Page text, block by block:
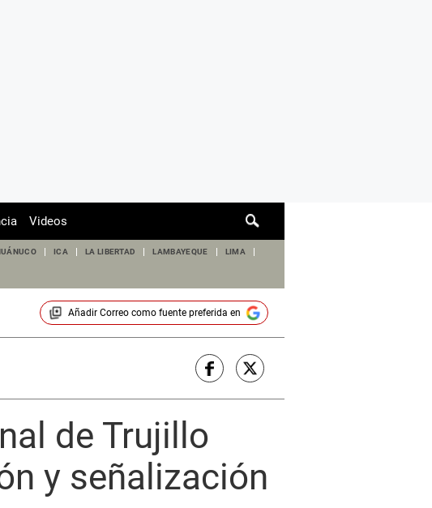
de
Videos
ICA LA LIBERTAD LAMBAYEQUE LIMA
Añadir Correocomo fuente preferida en
de Trujillo
y señalización